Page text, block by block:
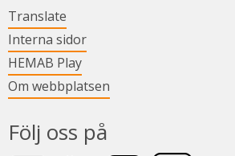
Translate
Interna sidorLänk till annan webbplats.
HEMAB PlayLänk till annan webbplats.
Om webbplatsen
Följ oss på